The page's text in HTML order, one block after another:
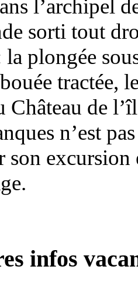
l’archipel
sorti tout
plongée
tractée,
Château de
n’est
son
infos